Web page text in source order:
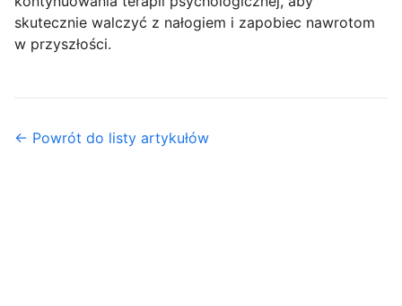
skutecznie walczyć z nałogiem i zapobiec nawrotom
w przyszłości.
← Powrót do listy artykułów